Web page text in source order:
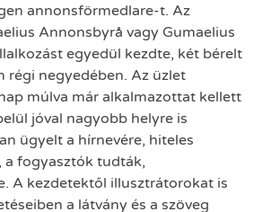
annonsförmedlare-t. Az
Annonsbyrå vagy Gumaelius
egyedül kezdte, két bérelt
régi negyedében. Az üzlet
múlva már alkalmazottat kellett
jóval nagyobb helyre is
ügyelt a hírnevére, hiteles
fogyasztók tudták,
A kezdetektől illusztrátorokat is
a látvány és a szöveg